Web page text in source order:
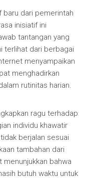
baru dari pemerintah
inisiatif ini
tantangan yang
terlihat dari berbagai
menyampaikan
menghadirkan
rutinitas harian.
ragu terhadap
individu khawatir
berjalan sesuai
tambahan dari
menunjukkan bahwa
butuh waktu untuk